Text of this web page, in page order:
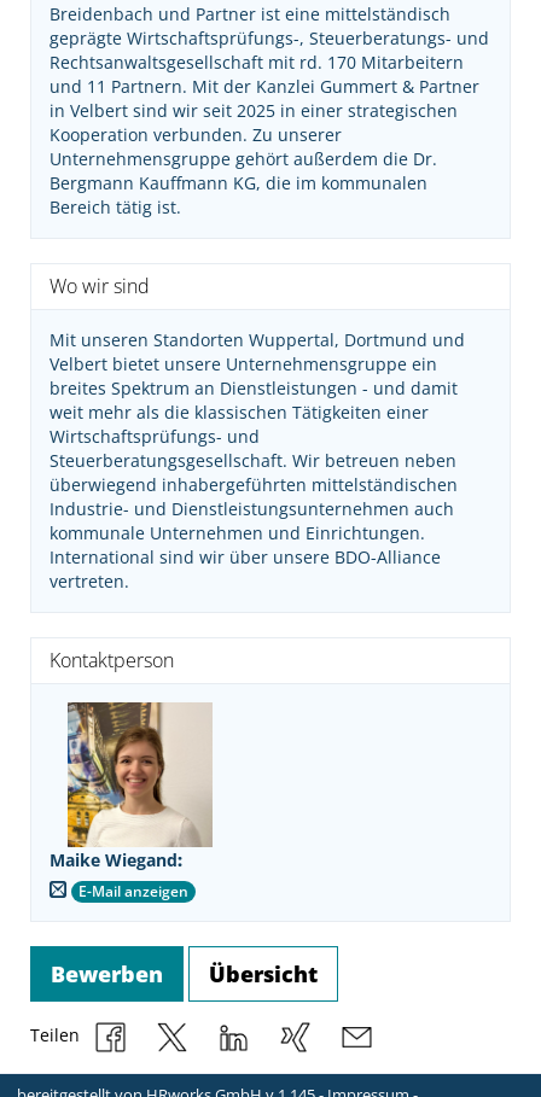
Breidenbach und Partner ist eine mittelständisch
geprägte Wirtschaftsprüfungs-, Steuerberatungs- und
Rechtsanwaltsgesellschaft mit rd. 170 Mitarbeitern
und 11 Partnern. Mit der Kanzlei Gummert & Partner
in Velbert sind wir seit 2025 in einer strategischen
Kooperation verbunden. Zu unserer
Unternehmensgruppe gehört außerdem die Dr.
Bergmann Kauffmann KG, die im kommunalen
Bereich tätig ist.
Wo wir sind
Mit unseren Standorten Wuppertal, Dortmund und
Velbert bietet unsere Unternehmensgruppe ein
breites Spektrum an Dienstleistungen - und damit
weit mehr als die klassischen Tätigkeiten einer
Wirtschaftsprüfungs- und
Steuerberatungsgesellschaft. Wir betreuen neben
überwiegend inhabergeführten mittelständischen
Industrie- und Dienstleistungsunternehmen auch
kommunale Unternehmen und Einrichtungen.
International sind wir über unsere BDO-Alliance
vertreten.
Kontaktperson
Maike Wiegand:
E-Mail anzeigen
Bewerben Übersicht
Teilen